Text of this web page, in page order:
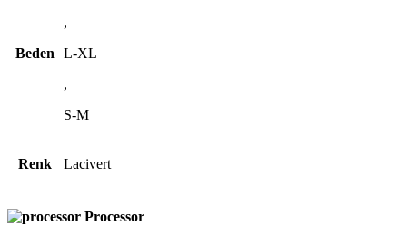
Beden
,
L-XL
,
S-M
Renk Lacivert
Processor